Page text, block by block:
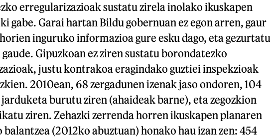
erregularizazioak sustatu zirela inolako ikuskapen
gabe. Garai hartan Bildu gobernuan ez egon arren, gaur
inguruko informazioa gure esku dago, eta gezurtatu
Gipuzkoan ez ziren sustatu borondatezko
justu kontrakoa eragindako guztiei inspekzioak
2010ean, 68 zergadunen izenak jaso ondoren, 104
burutu ziren (ahaideak barne), eta zegozkion
ziren. Zehazki zerrenda horren ikuskapen planaren
(2012ko abuztuan) honako hau izan zen: 454